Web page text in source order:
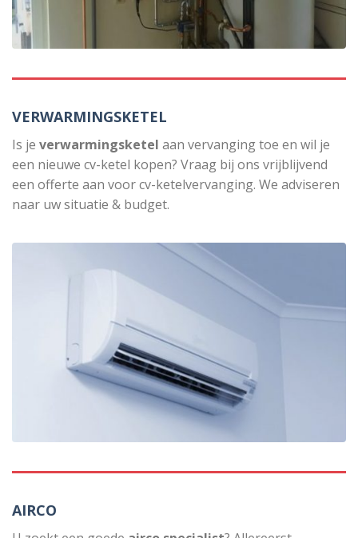
VERWARMINGSKETEL
Is je verwarmingsketel aan vervanging toe en wil je
een nieuwe cv-ketel kopen? Vraag bij ons vrijblijvend
een offerte aan voor cv-ketelvervanging. We adviseren
naar uw situatie & budget.
AIRCO